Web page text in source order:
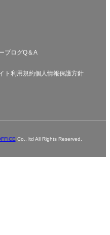
ブログQ＆A
ト利用規約個人情報保護方針
Co., ltd All Rights Reserved,